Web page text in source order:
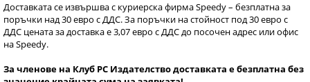
Доставката се извършва с куриерска фирма Speedy – безплатна за
поръчки над 30 евро с ДДС. За поръчки на стойност под 30 евро с
ДДС цената за доставка е 3,07 евро с ДДС до посочен адрес или офис
на Speedy.
За членове на Клуб РС Издателство доставката е безплатна без